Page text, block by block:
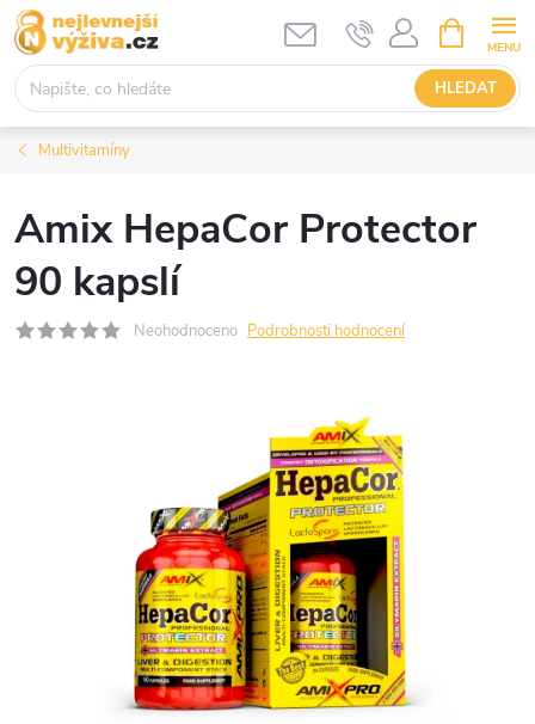
Přejít
na
obsah
HLEDAT
NÁKUPNÍ
KOŠÍK
Multivitamíny
Amix HepaCor Protector
90 kapslí
Neohodnoceno Podrobnosti hodnocení